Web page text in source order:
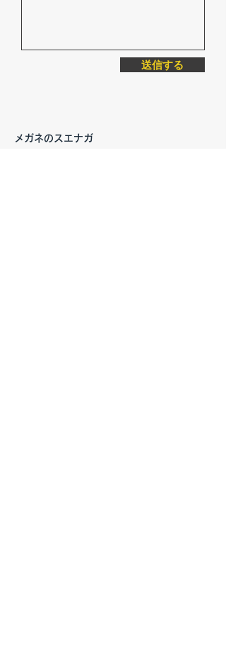
送信する
メガネのスエナガ